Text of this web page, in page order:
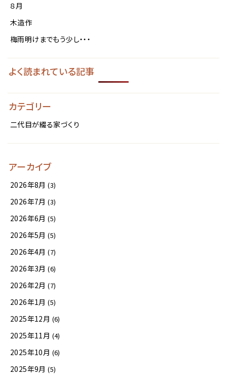
８月
木造作
梅雨明けまでもう少し・・・
よく読まれている記事
カテゴリー
二代目が綴る家づくり
アーカイブ
2026年8月 (3)
2026年7月 (3)
2026年6月 (5)
2026年5月 (5)
2026年4月 (7)
2026年3月 (6)
2026年2月 (7)
2026年1月 (5)
2025年12月 (6)
2025年11月 (4)
2025年10月 (6)
2025年9月 (5)